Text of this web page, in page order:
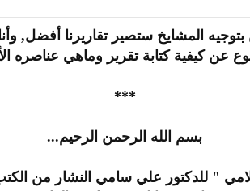
المشايخ ستصير تقاريرنا أفضل,
عن كيفية كتابة تقرير وماهي عناصره
***
بسم الله الرحمن الرحيم...
" للدكتور علي سامي النشار من